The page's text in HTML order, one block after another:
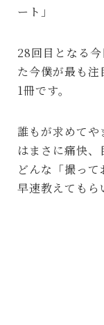
ート」
28回目となる
た今僕が最も
1冊です。
誰もが求めて
はまさに痛快
どんな「撮って
早速教えてもら